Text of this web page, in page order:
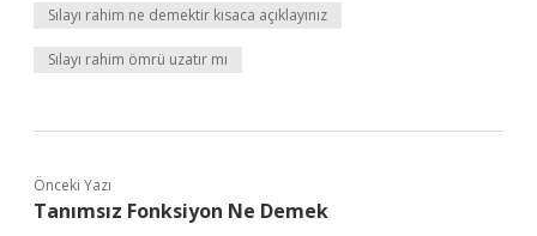
Sılayı rahim ne demektir kısaca açıklayınız
Sılayı rahim ömrü uzatır mı
Önceki Yazı
Tanımsız Fonksiyon Ne Demek